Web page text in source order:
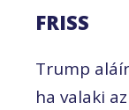
FRISS
Trump
ha valaki